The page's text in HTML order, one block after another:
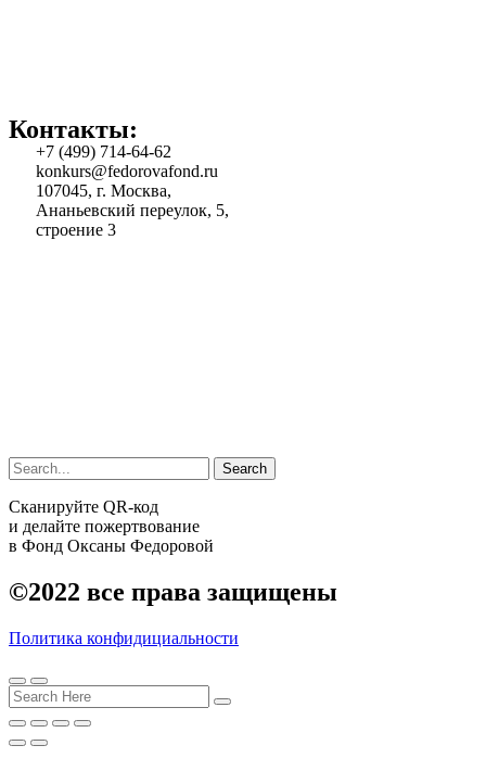
Контакты:
+7 (499) 714-64-62
konkurs@fedorovafond.ru
107045, г. Москва,
Ананьевский переулок, 5,
строение 3
Search
Сканируйте QR-код
и делайте пожертвование
в Фонд Оксаны Федоровой
©2022 все права защищены
Политика конфидициальности